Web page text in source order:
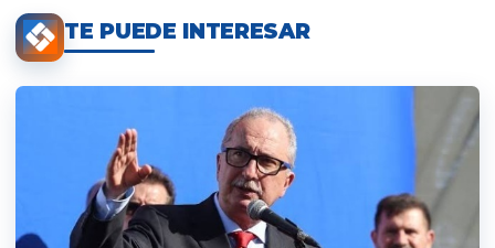
TE PUEDE INTERESAR